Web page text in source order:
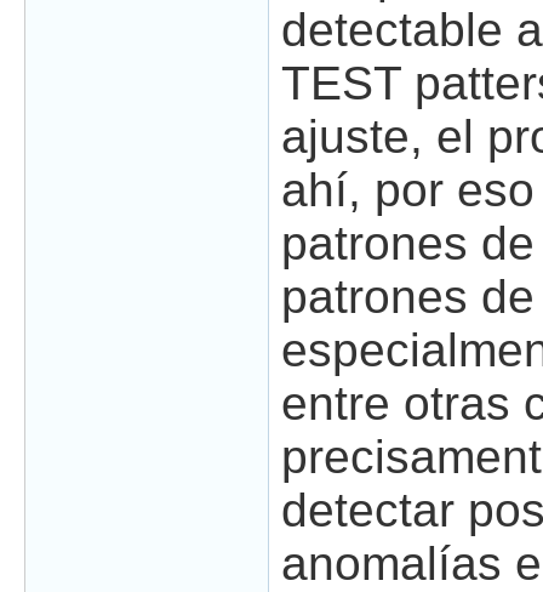
detectable
TEST
ajuste, el
ahí, por
patrones
patrones
entre otras
detectar
anomalías